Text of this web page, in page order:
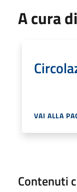
A cura di
VAI ALLA
Contenuti